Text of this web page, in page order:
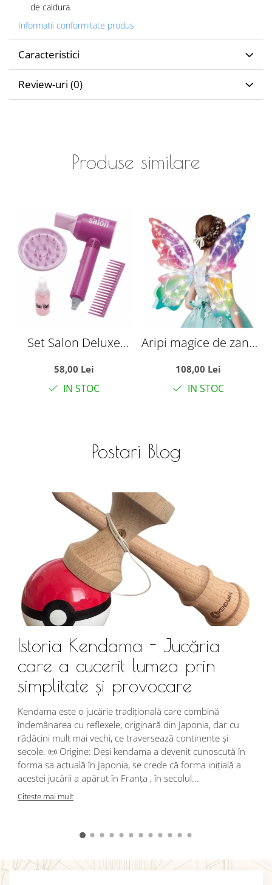
de caldura.
Informatii conformitate produs
Caracteristici
Review-uri (0)
Produse similare
Set Salon Deluxe
58,00 Lei
IN STOC
Aripi magice de zana
luminoase si cu
vibratii
108,00 Lei
IN STOC
Postari Blog
Istoria Kendama - Jucăria
care a cucerit lumea prin
simplitate și provocare
Kendama este o jucărie tradițională care combină
îndemânarea cu reflexele, originară din Japonia, dar cu
rădăcini mult mai vechi, ce traversează continente și
secole. 📜 Origine: Deși kendama a devenit cunoscută în
forma sa actuală în Japonia, se crede că forma inițială a
acestei jucării a apărut în Franța , în secolul...
Citeste mai mult